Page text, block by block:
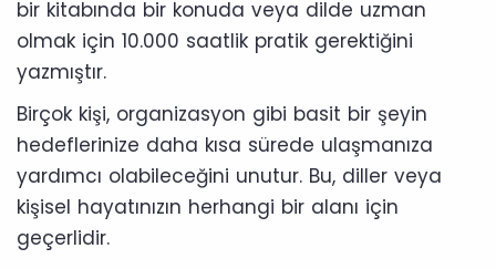
bir kitabında bir konuda veya dilde uzman
olmak için 10.000 saatlik pratik gerektiğini
yazmıştır.
Birçok kişi, organizasyon gibi basit bir şeyin
hedeflerinize daha kısa sürede ulaşmanıza
yardımcı olabileceğini unutur. Bu, diller veya
kişisel hayatınızın herhangi bir alanı için
geçerlidir.